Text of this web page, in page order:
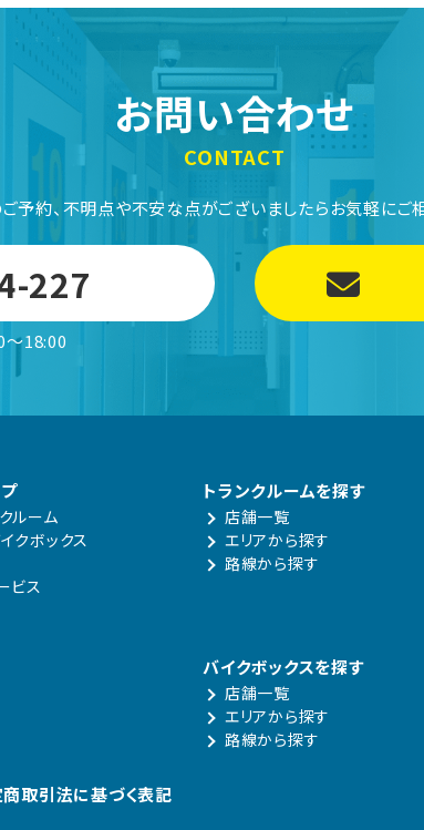
お問い合わせ
CONTACT
予約、不明点や不安な点がございましたらお気軽にご
227
～18:00
ルーム
クボックス
ビス
トランクルームを探す
店舗一覧
エリアから探す
路線から探す
バイクボックスを探す
店舗一覧
エリアから探す
路線から探す
取引法に基づく表記